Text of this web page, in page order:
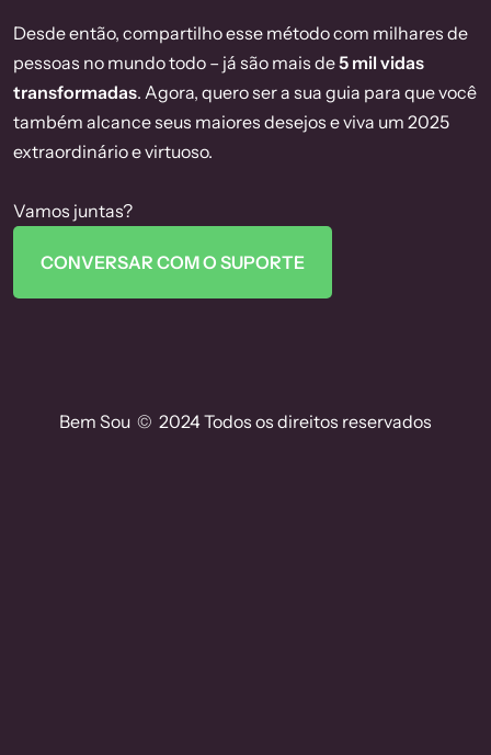
Desde então, compartilho esse método com milhares de
pessoas no mundo todo – já são mais de5 mil vidas
transformadas. Agora, quero ser a sua guia para que você
também alcance seus maiores desejos e viva um 2025
extraordinário e virtuoso.
Vamos juntas?
CONVERSAR COM O SUPORTE
Bem Sou © 2024 Todos os direitos reservados